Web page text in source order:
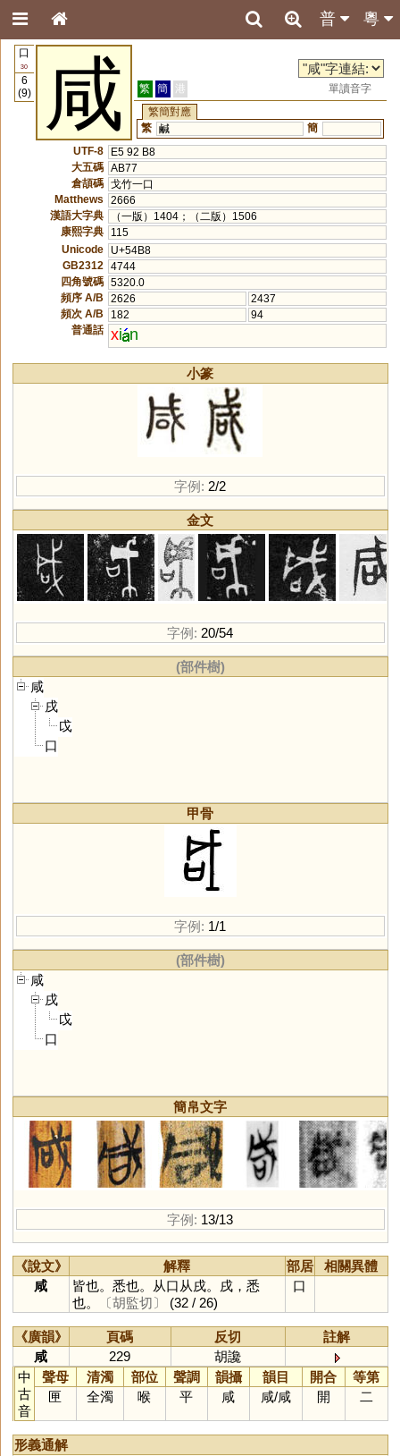
粵
普
口
30
6
(9)
咸 繁 簡 港
單讀音字
繁簡對應
繁 鹹
簡
UTF-8
E5 92 B8
大五碼 AB77
倉頡碼 戈竹一口
Matthews
2666
漢語大字典
（一版）1404；（二版）1506
康熙字典
115
Unicode
U+54B8
GB2312
4744
四角號碼 5320.0
頻序 A/B
2626
2437
頻次 A/B
182
94
普通話 xi n
小篆
字例: 2/2
金文
字例: 20/54
(部件樹)
咸
戌
戉
口
甲骨
字例: 1/1
(部件樹)
咸
戌
戉
口
簡帛文字
字例: 13/13
《說文》 解釋 部居
相關異體
咸
皆也。悉也。从口从戌。戌，悉
也。
〔胡監切〕 (32 / 26)
口
《廣韻》 頁碼 反切
註解
咸
229
胡讒
中
古
音
聲母 清濁 部位 聲調 韻攝 韻目 開合
等第
匣
全濁 喉 平 咸 咸/咸 開 二
形義通解